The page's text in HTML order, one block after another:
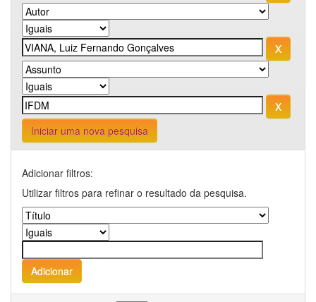
Iniciar uma nova pesquisa
Adicionar filtros:
Utilizar filtros para refinar o resultado da pesquisa.